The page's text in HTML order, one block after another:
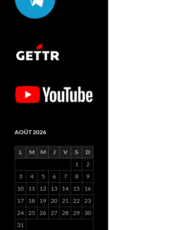
AOÛT 2026
L M M J V S
D
1
2
3
4 5 6 7 8
9
10
11 12 13 14 15
16
17
18 19 20 21 22 23
24 25 26 27 28 29
30
31